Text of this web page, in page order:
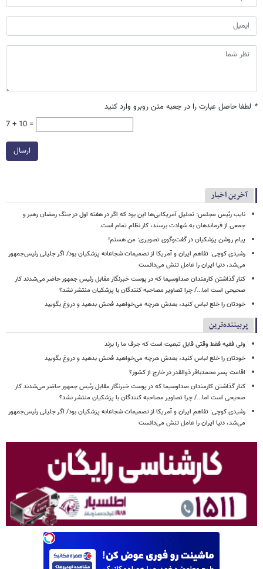
* لطفا حاصل عبارت را در جعبه متن روبرو وارد کنید
7 + 10 =
ارسال
آخرین اخبار
نایب رئیس مجلس: تحلیل آمریکایی‌ها این بود که اگر در هفته اول در جنگ رمضان رهبر و
جمعی از فرماندهان به شهادت برسند، کار نظام تمام است.
پیام روشن پزشکیان در گفت‌وگوی تصویری: من هستم!
رشیدی کوچی: تفاهم ایران و آمریکا از تصمیمات شجاعانه پزشکیان بود/ اگر جلیلی رئیس‌جمهور
می‌شد، دنیا ایران را عامل تنش می‌دانست
کنار گذاشتن کارمندان صداوسیما که در پوست خبرنگار مقابل رئیس جمهور حاضر می‌شدند کار
صحیحی است اما.../ چرا تصاویر مصاحبه کنندگان با پزشکیان منتشر نشد؟
خودتان را خلع لباس کنید، بعدش هرچه می‌خواهید فحش بدهید و دروغ بگویید
پربیننده‌ترین
ولی فقیه فقط وقتی قابل تبعیت است که جرف ما را بزند
خودتان را خلع لباس کنید، بعدش هرچه می‌خواهید فحش بدهید و دروغ بگویید
اقامت پسر محمدباقر ذوالقدر در خارج از کشور؟
کنار گذاشتن کارمندان صداوسیما که در پوست خبرنگار مقابل رئیس جمهور حاضر می‌شدند کار
صحیحی است اما.../ چرا تصاویر مصاحبه کنندگان با پزشکیان منتشر نشد؟
رشیدی کوچی: تفاهم ایران و آمریکا از تصمیمات شجاعانه پزشکیان بود/ اگر جلیلی رئیس‌جمهور
می‌شد، دنیا ایران را عامل تنش می‌دانست